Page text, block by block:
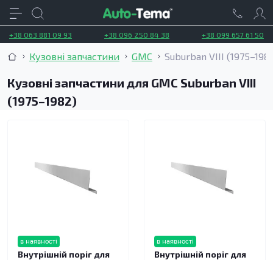
+38 063 881 09 93 +38 096 250 84 38 +38 099 657 61 50
Кузовні запчастини GMC Suburban VIII
Кузовні запчастини для GMC Suburban VIII
(1975–1982)
в наявності
Внутрішній поріг для
в наявності
Внутрішній поріг для